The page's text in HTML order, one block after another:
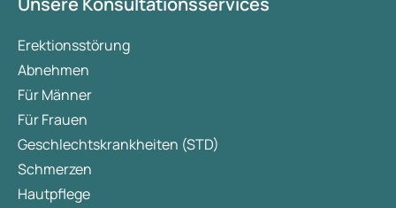
Erektionsstörung
Abnehmen
Für Männer
Für Frauen
Geschlechtskrankheiten (STD)
Schmerzen
Hautpflege